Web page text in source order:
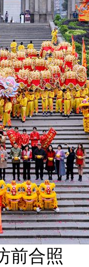
前合照